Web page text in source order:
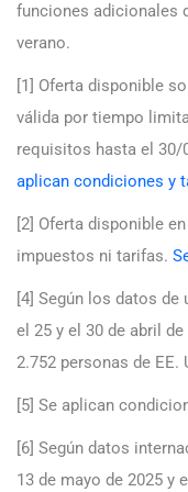
funciones adicionales
verano.
[1] Oferta disponible
válida por tiempo
requisitos hasta el 30/
aplican condiciones y
[2] Oferta disponible
impuestos ni tarifas.
[4] Según los datos
el 25 y el 30 de abril
2.752 personas de EE.
[5] Se aplican
[6] Según datos
13 de mayo de 2025 y